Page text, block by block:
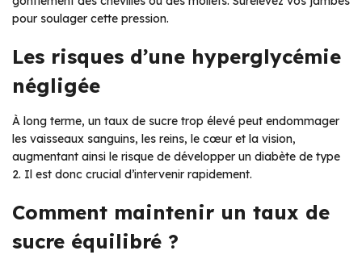
pour soulager cette pression.
Les risques d’une hyperglycémie
négligée
À long terme, un taux de sucre trop élevé peut endommager
les vaisseaux sanguins, les reins, le cœur et la vision,
augmentant ainsi le risque de développer un diabète de type
2. Il est donc crucial d’intervenir rapidement.
Comment maintenir un taux de
sucre équilibré ?